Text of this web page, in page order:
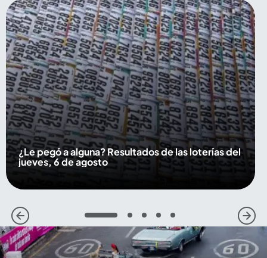
¿Le pegó a alguna? Resultados de las loterías del
jueves, 6 de agosto
1 2 3 4 5